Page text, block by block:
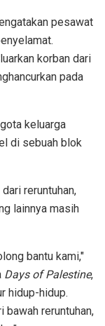
pesawat
korban dari
pada
keluarga
di sebuah blok
reruntuhan,
lainnya masih
bantu kami,"
Days of Palestine,
hidup-hidup.
bawah reruntuhan,